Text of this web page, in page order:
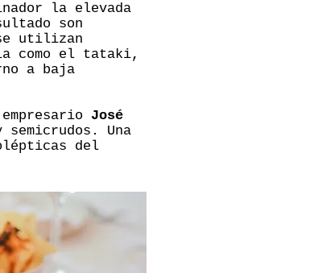
la elevada
son
utilizan
como el tataki,
a baja
José
Una
del